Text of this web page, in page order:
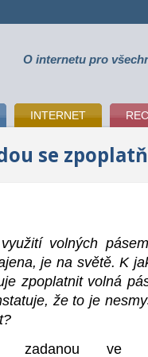
O internetu pro
INTERNET
se
volných
je na světě. K
zpoplatnit volná
že to je
zadanou ve